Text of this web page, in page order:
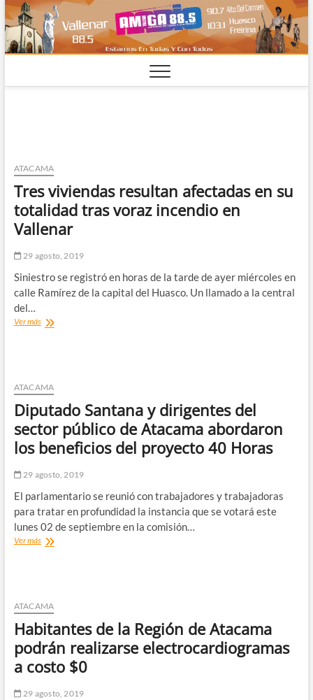
Saltar
al
contenido
ATACAMA
Tres viviendas resultan afectadas en su
totalidad tras voraz incendio en
Vallenar
29 agosto, 2019
Siniestro se registró en horas de la tarde de ayer miércoles en
calle Ramírez de la capital del Huasco. Un llamado a la central
del…
Ver másTres
su
totalidad
tras
voraz
incendio
en
ATACAMA
Diputado Santana y dirigentes del
sector público de Atacama abordaron
los beneficios del proyecto 40 Horas
29 agosto, 2019
El parlamentario se reunió con trabajadores y trabajadoras
para tratar en profundidad la instancia que se votará este
lunes 02 de septiembre en la comisión…
Ver másDiputado
sector
público
de
Atacama
abordaron
los
del
ATACAMA
Habitantes de la Región de Atacama
podrán realizarse electrocardiogramas
a costo $0
29 agosto, 2019